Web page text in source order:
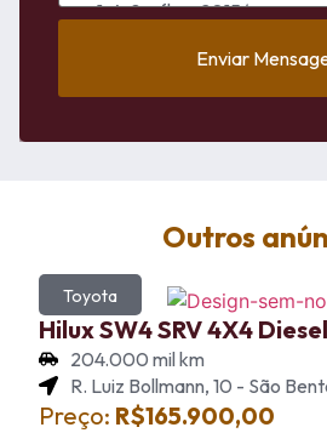
Enviar
Outros
Toyota
Hilux SW4 SRV 4X4
204.000 mil km
R. Luiz Bollmann, 10 - São
Preço: R$165.900,00